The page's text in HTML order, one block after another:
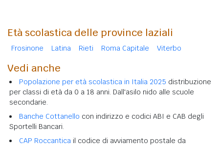
Età scolastica delle province laziali
Frosinone Latina Rieti Roma Capitale Viterbo
Vedi anche
Popolazione per età scolastica in Italia 2025 distribuzione
per classi di età da 0 a 18 anni. Dall'asilo nido alle scuole
secondarie.
Banche Cottanello con indirizzo e codici ABI e CAB degli
Sportelli Bancari.
CAP Roccantica il codice di avviamento postale da